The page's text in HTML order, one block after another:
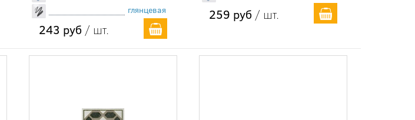
глянцевая
243 руб / шт.
259 руб / шт.